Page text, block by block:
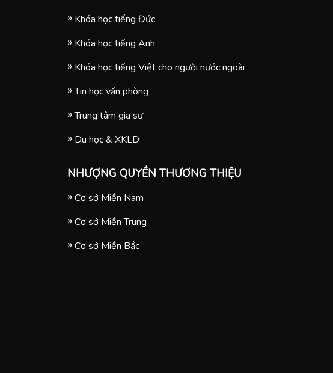
Khóa học tiếng Đức
Khóa học tiếng Anh
Khóa học tiếng Việt cho người nước ngoài
Tin học văn phòng
Trung tâm gia sư
Du học & XKLD
NHƯỢNG QUYỀN THƯƠNG THIỆU
Cơ sở Miền Nam
Cơ sở Miền Trung
Cơ sở Miền Bắc